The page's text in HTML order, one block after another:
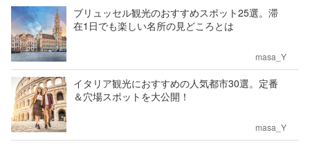
ブリュッセル観光のおすすめスポット25選。滞
在1日でも楽しい名所の見どころとは
masa_Y
イタリア観光におすすめの人気都市30選。定番
＆穴場スポットを大公開！
masa_Y